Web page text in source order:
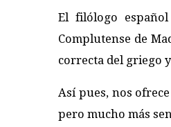
El filólogo
Complutense de
correcta del griego
Así pues, nos
pero mucho más